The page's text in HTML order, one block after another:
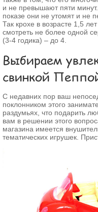
и не превышают пяти
показе они не утомят и не
Так крохе в возрасте 1,5
смотреть не более одной
(3-4 годика) – до 4.
Выбираем
свинкой
С недавних пор ваш
поклонником этого
раздумьях, что подарить
вам в решении этого
магазина имеется
тематических игрушек.